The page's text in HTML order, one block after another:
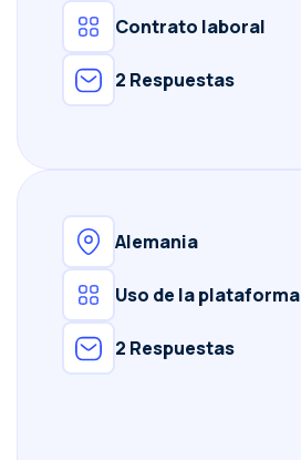
Contrato laboral
2 Respuestas
Alemania
Uso de la plataforma
2 Respuestas